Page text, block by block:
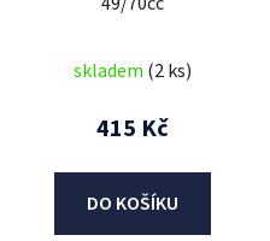
skladem (2 ks)
415 Kč
DO KOŠÍKU